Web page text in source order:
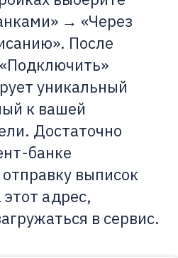
→ «Через
После
уникальный
к вашей
Достаточно
банке
выписок
адрес,
в сервис.